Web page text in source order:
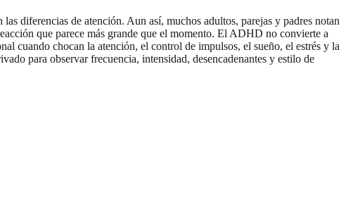
diferencias de atención. Aun así, muchos adultos, parejas y padres notan
que parece más grande que el momento. El ADHD no convierte a
cuando chocan la atención, el control de impulsos, el sueño, el estrés y la
para observar frecuencia, intensidad, desencadenantes y estilo de